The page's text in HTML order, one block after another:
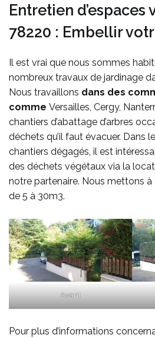
Entretien d’espaces
78220 : Embellir
Il est vrai que nous sommes
nombreux travaux de jardinage
Nous travaillons dans des
comme Versailles, Cergy,
chantiers d’abattage d’arbres
déchets qu’il faut évacuer. Dans
chantiers dégagés, il est
des déchets végétaux via la
notre partenaire. Nous mettons
de 5 à 30m3.
Avant
Pour plus d’informations